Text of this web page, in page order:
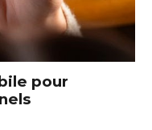
pour